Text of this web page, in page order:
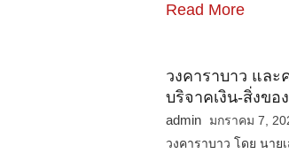
Read More
วงคาราบาว แล
บริจาคเงิน-สิ่งข
admin
มกราคม 7,
วงคาราบาว โดย นาย